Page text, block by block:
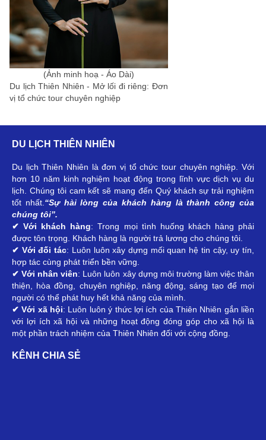
(Ảnh minh hoạ - Áo Dài)
Du lịch Thiên Nhiên - Mở lối đi riêng: Đơn
vị tổ chức tour chuyên nghiệp
DU LỊCH THIÊN NHIÊN
Du lịch Thiên Nhiên là đơn vị tổ chức tour chuyên nghiệp. Với
hơn 10 năm kinh nghiệm hoạt động trong lĩnh vực dịch vụ du
lịch. Chúng tôi cam kết sẽ mang đến Quý khách sự trải nghiệm
tốt nhất.“Sự hài lòng của khách hàng là thành công của
chúng tôi”.
✔ Với khách hàng: Trong mọi tình huống khách hàng phải
được tôn trọng. Khách hàng là người trả lương cho chúng tôi.
✔ Với đối tác: Luôn luôn xây dựng mối quan hệ tin cậy, uy tín,
hợp tác cùng phát triển bền vững.
✔ Với nhân viên: Luôn luôn xây dựng môi trường làm việc thân
thiện, hòa đồng, chuyên nghiệp, năng động, sáng tạo để mọi
người có thể phát huy hết khả năng của mình.
✔ Với xã hội: Luôn luôn ý thức lợi ích của Thiên Nhiên gắn liền
với lợi ích xã hội và những hoạt động đóng góp cho xã hội là
một phần trách nhiệm của Thiên Nhiên đối với cộng đồng.
KÊNH CHIA SẺ